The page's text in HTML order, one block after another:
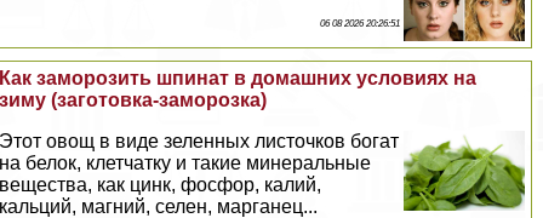
06 08 2026 20:26:51
Как заморозить шпинат в домашних условиях на
зиму (заготовка-заморозка)
Этот овощ в виде зеленных листочков богат
на белок, клетчатку и такие минеральные
вещества, как цинк, фосфор, калий,
кальций, магний, селен, марганец...